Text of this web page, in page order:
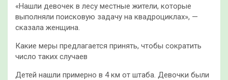
«Нашли девочек в лесу местные жители, которые
выполняли поисковую задачу на квадроциклах», —
сказала женщина.
Какие меры предлагается принять, чтобы сократить
число таких случаев
Детей нашли примерно в 4 км от штаба. Девочки были